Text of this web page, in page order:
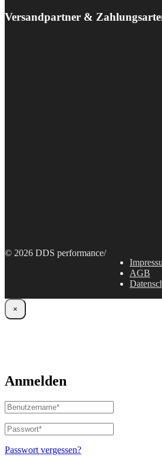
Versandpartner &
© 2026 DDS performance/
AGB
×
Anmelden
Benutzername
oder
E-
Mail-
Adresse*
Passwort*
Erforderlich
Passwort vergessen?